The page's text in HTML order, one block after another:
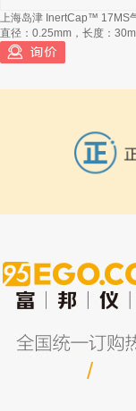
上海岛津 InertCap™ 17MS
直径：0.25mm，长度：
坛墨质检 甲醇中三唑锡标准
100ug/ml
/